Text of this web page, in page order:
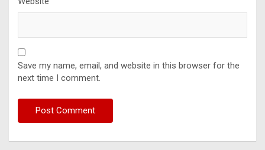
Save my name, email, and website in this browser for the
next time I comment.